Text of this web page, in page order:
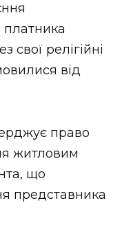
платника
свої релігійні
від
право
житловим
що
представника